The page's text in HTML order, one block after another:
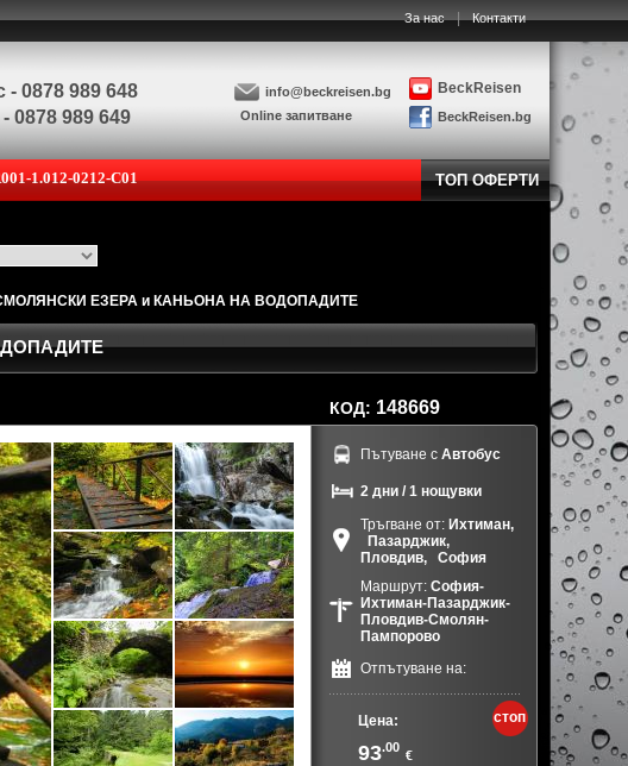
За нас | Контакти
- 0878 989 648
0878 989 649
info@beckreisen.bg
Online запитване
BeckReisen
BeckReisen.bg
ТОП ОФЕРТИ
1.012-0212-C01
ЕЗЕРА и КАНЬОНА НА ВОДОПАДИТЕ
КОД: 148669
Пътуване с Автобус
2 дни / 1 нощувки
Тръгване от: Ихтиман,
Пазарджик,
Пловдив, София
Маршрут: София-
Ихтиман-Пазарджик-
Пловдив-Смолян-
Пампорово
Отпътуване на:
стоп
Цена:
93.00
€